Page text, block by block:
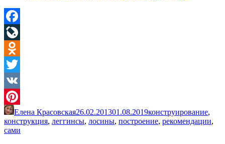
Facebook
LiveJournal
Odnoklassniki
Twitter
VK
Pinterest
Елена Красовская26.02.201301.08.2019конструирование,
конструкция, леггинсы, лосины, построение, рекомендации,
сами